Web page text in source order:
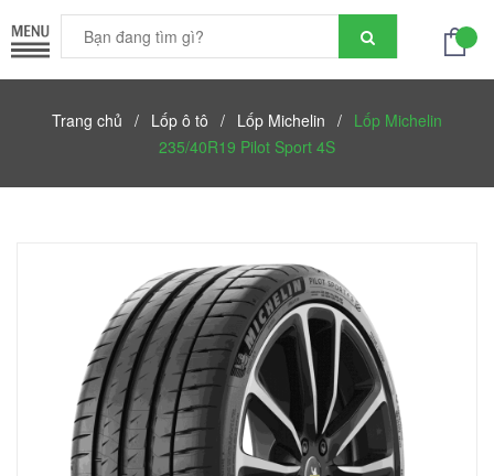
Trang chủ / Lốp ô tô / Lốp Michelin / Lốp Michelin
235/40R19 Pilot Sport 4S